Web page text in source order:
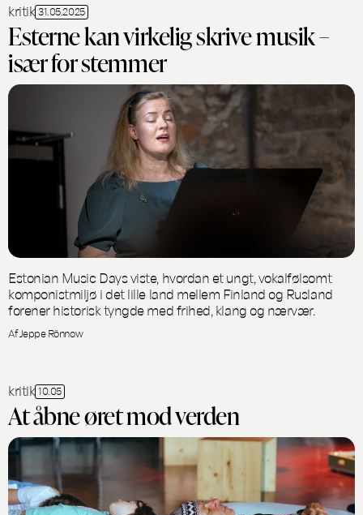
kritik 31.05.2025
Esterne kan virkelig skrive musik –
især for stemmer
Estonian Music Days viste, hvordan et ungt, vokalfølsomt
komponistmiljø i det lille land mellem Finland og Rusland
forener historisk tyngde med frihed, klang og nærvær.
Af Jeppe Rönnow
kritik 10.05
At åbne øret mod verden